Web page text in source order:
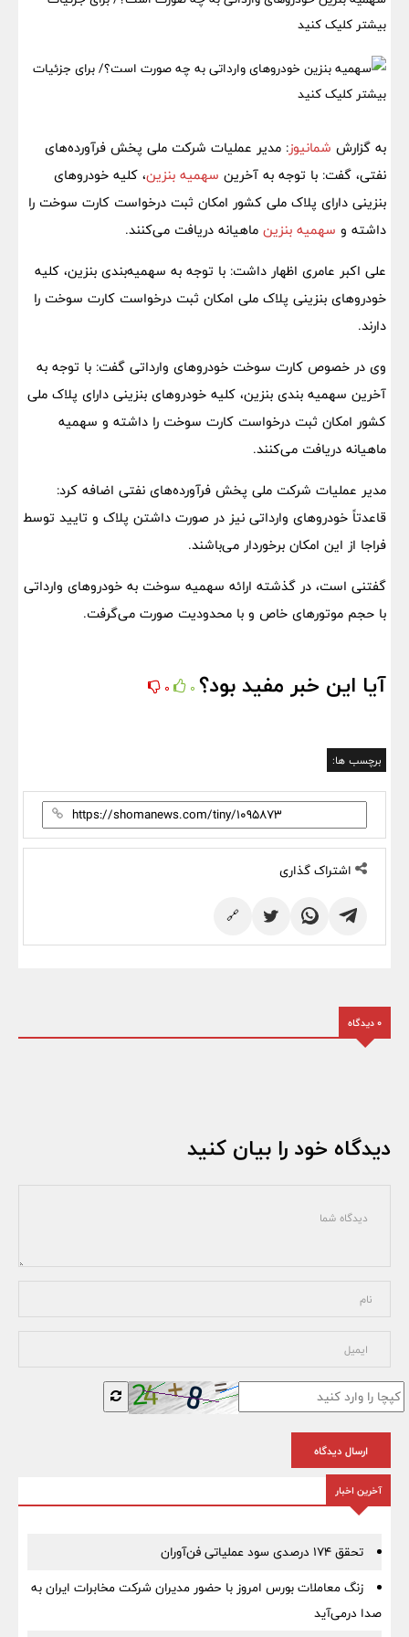
بیشتر کلیک کنید
به گزارش شمانیوز: مدیر عملیات شرکت ملی پخش فرآورده‌های
نفتی، گفت: با توجه به آخرین سهمیه بنزین، کلیه خودرو‌های
بنزینی دارای پلاک ملی کشور امکان ثبت درخواست کارت سوخت را
داشته و سهمیه بنزین ماهیانه دریافت می‌کنند.
علی اکبر عامری اظهار داشت: با توجه به سهمیه‌بندی بنزین، کلیه
خودرو‌های بنزینی پلاک ملی امکان ثبت درخواست کارت سوخت را
دارند.
وی در خصوص کارت سوخت خودرو‌های وارداتی گفت: با توجه به
آخرین سهمیه بندی بنزین، کلیه خودرو‌های بنزینی دارای پلاک ملی
کشور امکان ثبت درخواست کارت سوخت را داشته و سهمیه
ماهیانه دریافت می‌کنند.
مدیر عملیات شرکت ملی پخش فرآورده‌های نفتی اضافه کرد:
قاعدتاً خودرو‌های وارداتی نیز در صورت داشتن پلاک و تایید توسط
فراجا از این امکان برخوردار می‌باشند.
گفتنی است، در گذشته ارائه سهمیه سوخت به خودرو‌های وارداتی
با حجم موتور‌های خاص و با محدودیت صورت می‌گرفت.
آیا این خبر مفید بود؟ 0
0
برچسب ها:
اشتراک گذاری
🔗
0 دیدگاه
دیدگاه خود را بیان کنید
ارسال دیدگاه
آخرین اخبار
تحقق ۱۷۴ درصدی سود عملیاتی فن‌آوران
زنگ معاملات بورس امروز با حضور مدیران شرکت مخابرات ایران به
صدا درمی‌آید